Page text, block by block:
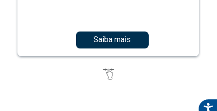
Saiba mais